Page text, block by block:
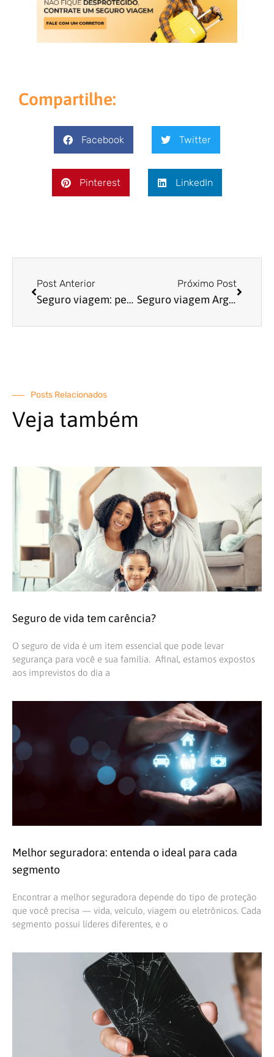
Compartilhe:
Facebook Twitter
Pinterest LinkedIn
Post Anterior
Seguro viagem: perguntas e respostas
Próximo Post
Seguro viagem Argentina: saiba escolher o melhor para você
Posts Relacionados
Veja também
Seguro de vida tem carência?
O seguro de vida é um item essencial que pode levar
segurança para você e sua família. Afinal, estamos expostos
aos imprevistos do dia a
Melhor seguradora: entenda o ideal para cada
segmento
Encontrar a melhor seguradora depende do tipo de proteção
que você precisa — vida, veículo, viagem ou eletrônicos. Cada
segmento possui líderes diferentes, e o